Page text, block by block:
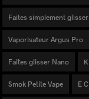
Faites simplement glisser
Vaporisateur Argus Pro
Faites glisser Nano
Smok Petite Vape E